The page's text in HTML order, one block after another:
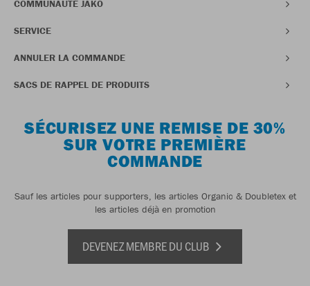
COMMUNAUTÉ JAKO
SERVICE
ANNULER LA COMMANDE
SACS DE RAPPEL DE PRODUITS
SÉCURISEZ UNE REMISE DE 30%
SUR VOTRE PREMIÈRE
COMMANDE
Sauf les articles pour supporters, les articles Organic & Doubletex et
les articles déjà en promotion
DEVENEZ MEMBRE DU CLUB